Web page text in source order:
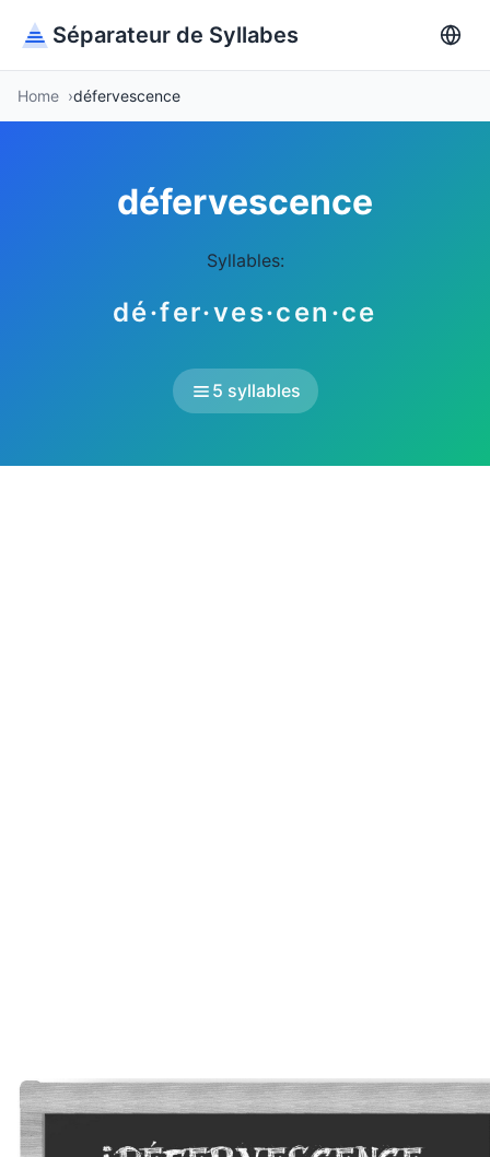
Séparateur de Syllabes
Home défervescence
défervescence
Syllables:
dé·fer·ves·cen·ce
5 syllables